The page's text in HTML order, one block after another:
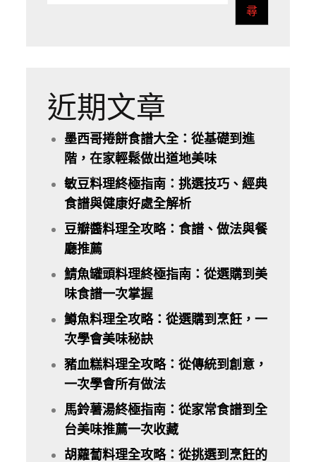
尋
近期文章
墨西哥捲餅食譜大全：從基礎到進
階，在家輕鬆做出道地美味
敏豆料理終極指南：挑選技巧、經典
食譜與健康好處全解析
豆瓣醬料理全攻略：食譜、做法與餐
廳推薦
鯖魚罐頭料理終極指南：從選購到美
味食譜一次掌握
鱒魚料理全攻略：從選購到烹飪，一
次學會美味秘訣
豬血糕料理全攻略：從傳統到創意，
一次學會所有做法
馬鈴薯湯終極指南：從家常食譜到全
台美味推薦一次收藏
胡蘿蔔料理全攻略：從挑選到烹飪的